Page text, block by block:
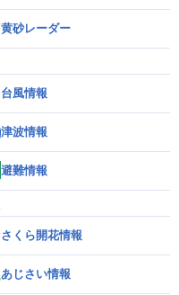
黄砂レーダー
台風情報
津波情報
避難情報
さくら開花情報
あじさい情報